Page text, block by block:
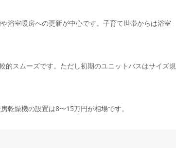
浴室暖房への更新が中心です。子育て世帯からは浴室
的スムーズです。ただし初期のユニットバスはサイズ規
乾燥機の設置は8〜15万円が相場です。